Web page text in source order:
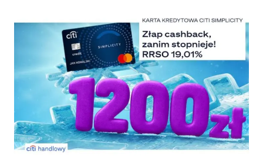
PO
ZAŁOŻENIU
KARTY
KREDYTOWEJ
I
SPEŁNIENIU
PROSTYCH
WARUNKÓW
+
550
ZŁ